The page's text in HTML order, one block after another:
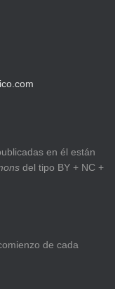
en él están
del tipo BY + NC +
de cada